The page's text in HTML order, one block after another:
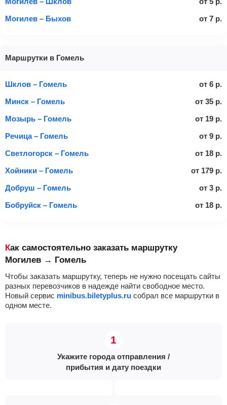
Могилев – Быхов
от 7 р.
Маршрутки в Гомель
Шклов – Гомель от 6 р.
Минск – Гомель
от 35 р.
Мозырь – Гомель
от 19 р.
Речица – Гомель
от 9 р.
Светлогорск – Гомель
от 18 р.
Хойники – Гомель
от 179 р.
Добруш – Гомель
от 3 р.
Бобруйск – Гомель
от 18 р.
Как самостоятельно заказать маршрутку
Могилев → Гомель
Чтобы заказать маршрутку, теперь не нужно посещать сайты
разных перевозчиков в надежде найти свободное место.
Новый сервис minibus.biletyplus.ru собрал все маршрутки в
одном месте.
Укажите города отправления /
прибытия и дату поездки